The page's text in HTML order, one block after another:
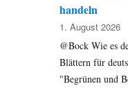
handeln
1. August 2026
@Bock Wie es
Blättern für
"Begrünen und